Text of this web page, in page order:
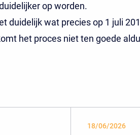
op worden.
duidelijk wat precies op 1 juli
het proces niet ten goede
18/06/2026